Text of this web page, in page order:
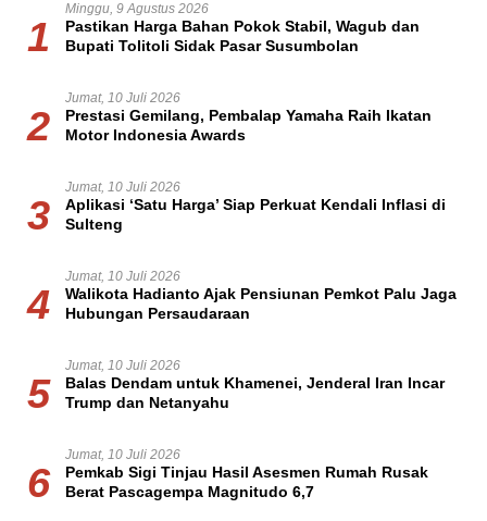
1
Minggu, 9 Agustus 2026
Pastikan Harga Bahan Pokok Stabil, Wagub dan
Bupati Tolitoli Sidak Pasar Susumbolan
2
Jumat, 10 Juli 2026
Prestasi Gemilang, Pembalap Yamaha Raih Ikatan
Motor Indonesia Awards
3
Jumat, 10 Juli 2026
Aplikasi ‘Satu Harga’ Siap Perkuat Kendali Inflasi di
Sulteng
4
Jumat, 10 Juli 2026
Walikota Hadianto Ajak Pensiunan Pemkot Palu Jaga
Hubungan Persaudaraan
5
Jumat, 10 Juli 2026
Balas Dendam untuk Khamenei, Jenderal Iran Incar
Trump dan Netanyahu
6
Jumat, 10 Juli 2026
Pemkab Sigi Tinjau Hasil Asesmen Rumah Rusak
Berat Pascagempa Magnitudo 6,7